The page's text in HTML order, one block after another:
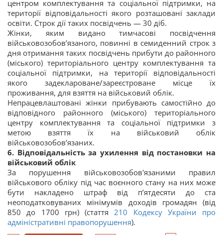
центром комплектування та соціальної підтримки, на
території відповідальності якого розташовані заклади
освіти. Строк дії таких посвідчень — 30 діб.
Жінки, яким видано тимчасові посвідчення
військовозобов’язаного, повинні в семиденний строк з
дня отримання таких посвідчень прибути до районного
(міського) територіального центру комплектування та
соціальної підтримки, на території відповідальності
якого задеклароване/зареєстроване місце їх
проживання, для взяття на військовий облік.
Непрацевлаштовані жінки прибувають самостійно до
відповідного районного (міського) територіального
центру комплектування та соціальної підтримки з
метою взяття їх на військовий облік
військовозобов’язаних.
6. Відповідальність за ухилення від постановки на
військовий облік
За порушення військовозобов'язаними правил
військового обліку під час воєнного стану на них може
бути накладено штраф від п’ятдесяти до ста
неоподатковуваних мінімумів доходів громадян (від
850 до 1700 грн) (стаття 210 Кодексу України про
адміністративні правопорушення).